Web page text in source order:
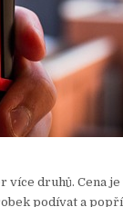
více druhů.
podívat a